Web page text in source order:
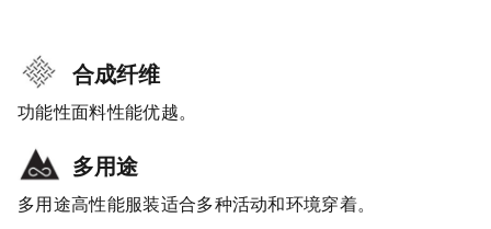
合成纤维
功能性面料性能优越。
多用途
多用途高性能服装适合多种活动和环境穿着。